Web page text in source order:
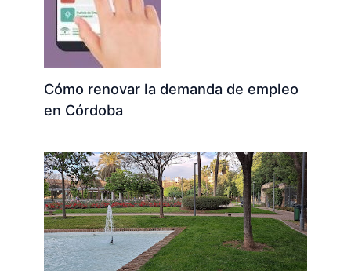
Cómo renovar la demanda de empleo
en Córdoba